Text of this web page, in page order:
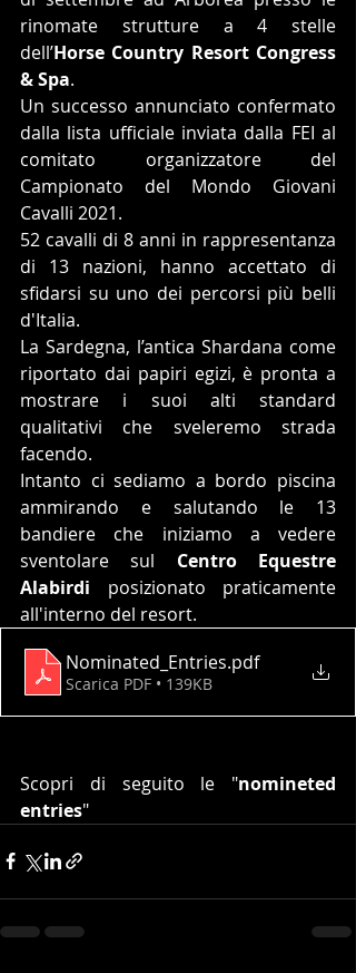
rinomate strutture a 4 stelle
dell’Horse Country Resort Congress
& Spa.
Un successo annunciato confermato
dalla lista ufficiale inviata dalla FEI al
comitato organizzatore del
Campionato del Mondo Giovani
Cavalli 2021.
52 cavalli di 8 anni in rappresentanza
di 13 nazioni, hanno accettato di
sfidarsi su uno dei percorsi più belli
d'Italia.
La Sardegna, l’antica Shardana come
riportato dai papiri egizi, è pronta a
mostrare i suoi alti standard
qualitativi che sveleremo strada
facendo.
Intanto ci sediamo a bordo piscina
ammirando e salutando le 13
bandiere che iniziamo a vedere
sventolare sul Centro Equestre
Alabirdi posizionato praticamente
all'interno del resort.
Nominated_Entries.pdf
Scarica PDF • 139KB
Scopri di seguito le "nomineted
entries"